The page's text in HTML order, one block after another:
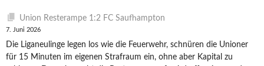
Union Resterampe 1:2 FC Saufhampton
7. Juni 2026
Die Liganeulinge legen los wie die Feuerwehr, schnüren die Unioner
für 15 Minuten im eigenen Strafraum ein, ohne aber Kapital zu